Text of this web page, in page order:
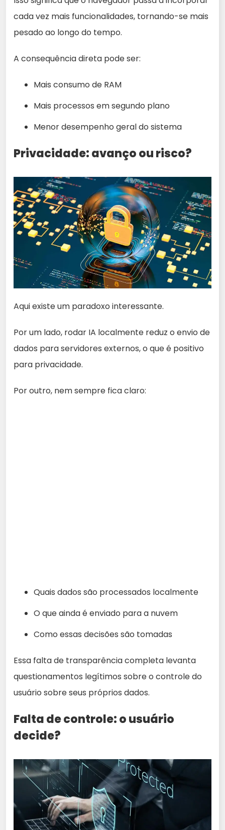
cada vez mais funcionalidades, tornando-se mais
pesado ao longo do tempo.
A consequência direta pode ser:
Mais consumo de RAM
Mais processos em segundo plano
Menor desempenho geral do sistema
Privacidade: avanço ou risco?
Aqui existe um paradoxo interessante.
Por um lado, rodar IA localmente reduz o envio de
dados para servidores externos, o que é positivo
para privacidade.
Por outro, nem sempre fica claro:
Quais dados são processados localmente
O que ainda é enviado para a nuvem
Como essas decisões são tomadas
Essa falta de transparência completa levanta
questionamentos legítimos sobre o controle do
usuário sobre seus próprios dados.
Falta de controle: o usuário
decide?